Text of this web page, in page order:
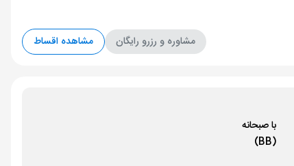
مشاوره و رزرو رایگان مشاهده اقساط
با صبحانه
(BB)